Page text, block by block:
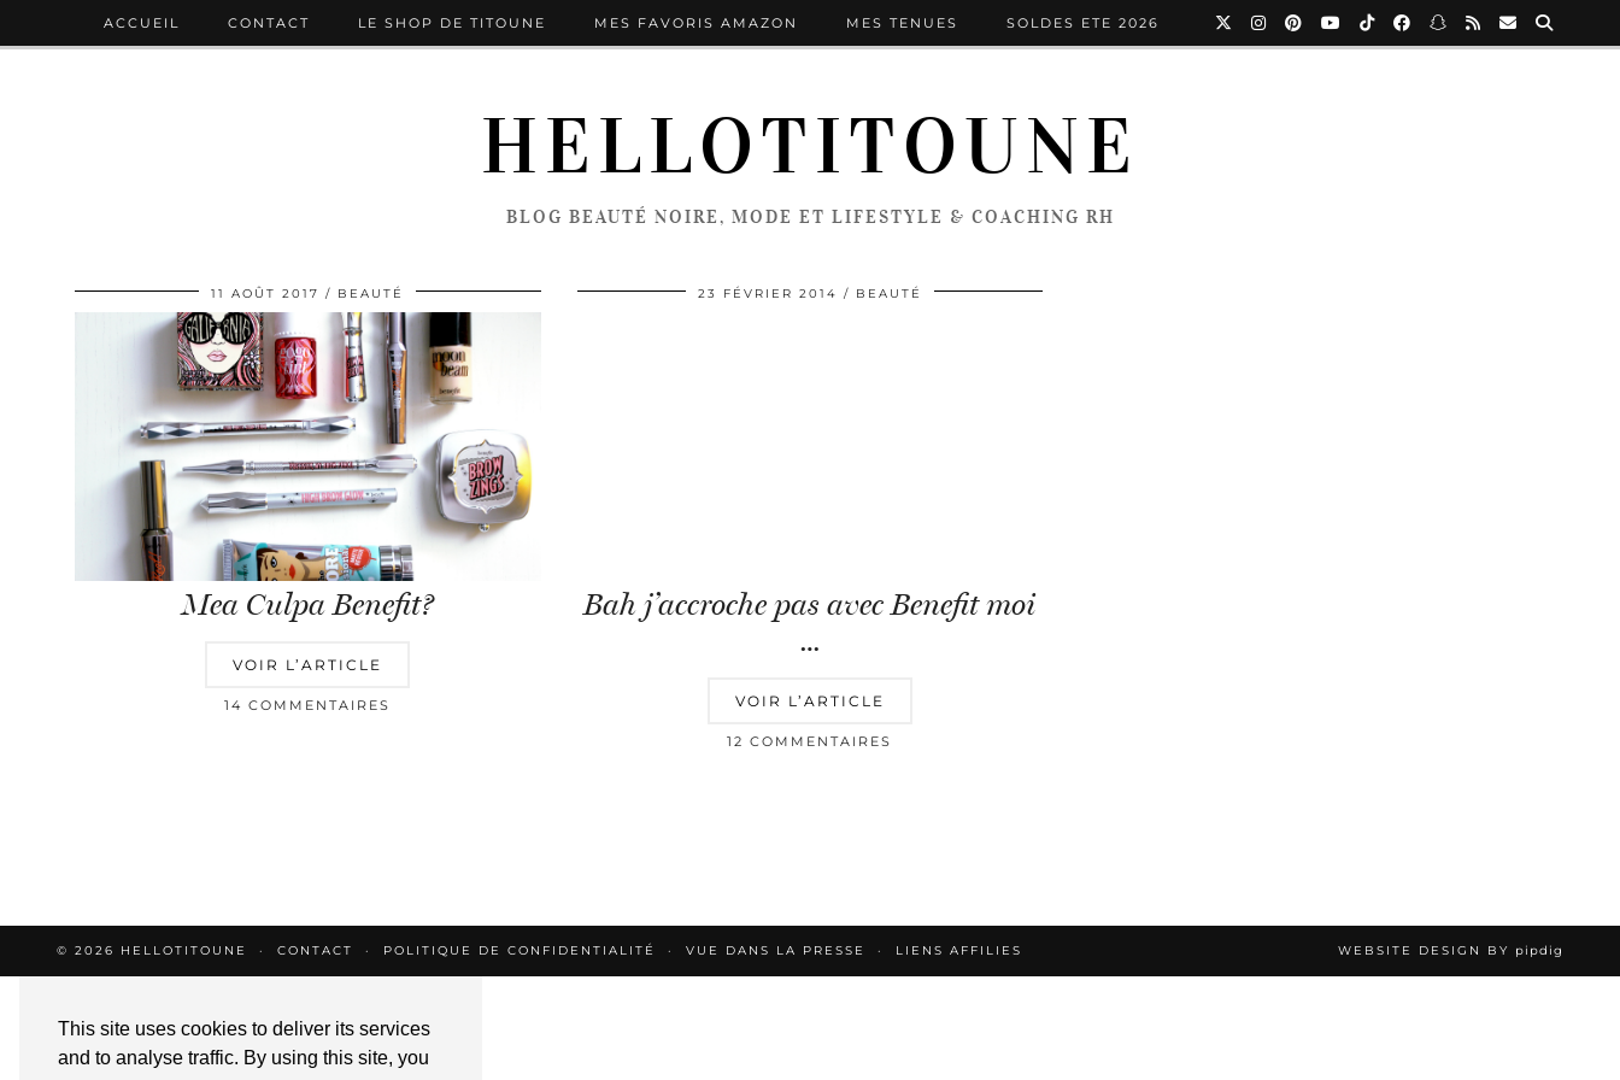
This site uses cookies to deliver its services
and to analyse traffic. By using this site, you
HELLOTITOUNE
BLOG BEAUTÉ NOIRE, MODE ET LIFESTYLE & COACHING RH
ACCUEIL CONTACT LE SHOP DE TITOUNE MES FAVORIS AMAZON MES TENUES SOLDES ETE 2026
11 AOÛT 2017 BEAUTÉ
Mea Culpa Benefit?
VOIR L’ARTICLE
14 COMMENTAIRES
23 FÉVRIER 2014 BEAUTÉ
Bah j’accroche pas avec Benefit moi
…
VOIR L’ARTICLE
12 COMMENTAIRES
© 2026 HELLOTITOUNE CONTACT POLITIQUE DE CONFIDENTIALITÉ VUE DANS LA PRESSE LIENS AFFILIES WEBSITE DESIGN BY pipdig